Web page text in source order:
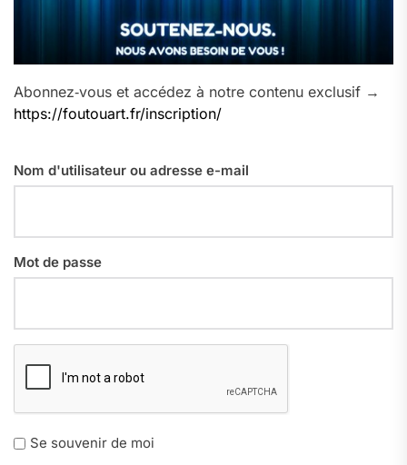
Abonnez‑vous et accédez à notre contenu exclusif →
https://foutouart.fr/inscription/
Nom d'utilisateur ou adresse e-mail
Mot de passe
Se souvenir de moi